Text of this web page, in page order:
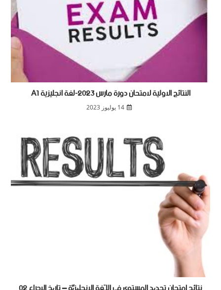
النتائج الاولية لامتحان دورة مارس 2023-لغة انجليزية A1
14 يوليوز 2023